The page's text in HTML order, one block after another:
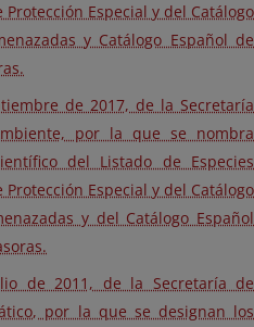
Especial y del Catálogo
y Catálogo Español de
de 2017, de la Secretaría
por la que se nombra
del Listado de Especies
Especial y del Catálogo
y del Catálogo Español
de 2011, de la Secretaría de
por la que se designan los